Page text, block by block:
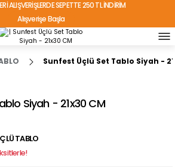
ALIŞVERİŞLERDE SEPETTE 250 TL İNDİRİM
Alışverişe Başla
HER YERİNE ÜCRETSİZ KARGO!
Sunfest Üçlü Set Tablo Siyah -
Siyah - 21x30 CM
TABLO